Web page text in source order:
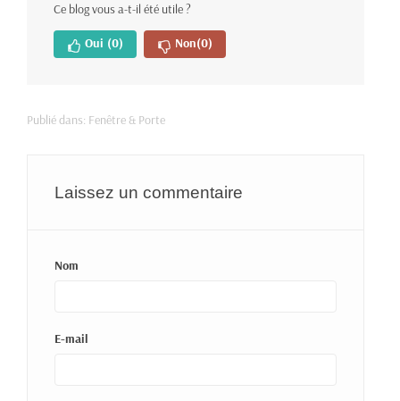
Ce blog vous a-t-il été utile ?
Oui (0) Non(0)
Publié dans: Fenêtre & Porte
Laissez un commentaire
Nom
E-mail